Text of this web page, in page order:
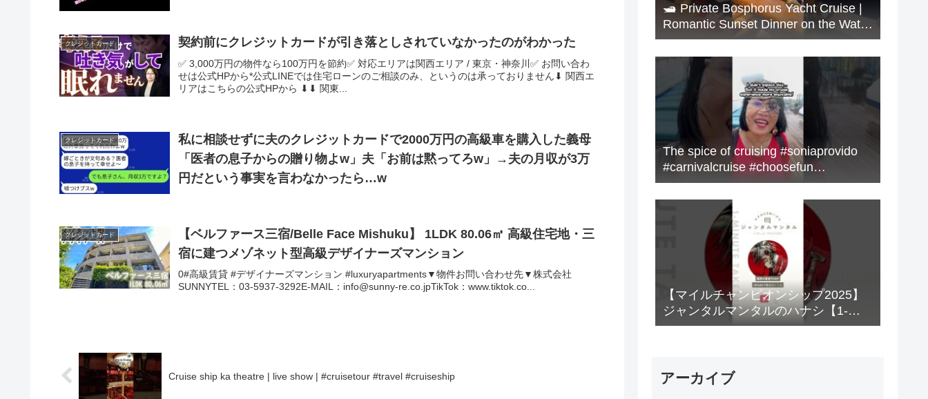
クレジットカード 契約前にクレジットカードが引き落としされていなかったのがわかった
✅ 3,000万円の物件なら100万円を節約✅ 対応エリアは関西エリア / 東京・神奈川✅ お問い合わ
せは公式HPから*公式LINEでは住宅ローンのご相談のみ、というのは承っておりません⬇︎ 関西エ
リアはこちらの公式HPから ⬇︎⬇︎ 関東...
クレジットカード
私に相談せずに夫のクレジットカードで2000万円の高級車を購入した義母
「医者の息子からの贈り物よw」夫「お前は黙ってろw」→夫の月収が3万
円だという事実を言わなかったら…w
クレジットカード
【ベルファース三宿/Belle Face Mishuku】 1LDK 80.06㎡ 高級住宅地・三
宿に建つメゾネット型高級デザイナーズマンション
0#高級賃貸 #デザイナーズマンション #luxuryapartments▼物件お問い合わせ先▼​株式会社
SUNNYTEL：03-5937-3292E-MAIL：info@sunny-re.co.jpTikTok：www.tiktok.co...
Cruise ship ka theatre | live show | #cruisetour #travel #cruiseship
🛥️ Private Bosphorus Yacht Cruise |
Romantic Sunset Dinner on the Water
🇹🇷✨
The spice of cruising #soniaprovido
#carnivalcruise #choosefun
#adventure #cruise #fun
【マイルチャンピオンシップ2025】
ジャンタルマンタルのハナシ【1-
MINUTE】#競馬
アーカイブ